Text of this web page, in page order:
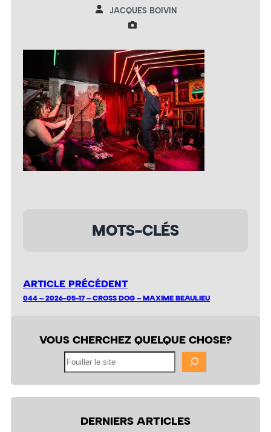
JACQUES BOIVIN
MOTS-CLÉS
ARTICLE PRÉCÉDENT
044 – 2026-05-17 – CROSS DOG – MAXIME BEAULIEU
VOUS CHERCHEZ QUELQUE CHOSE?
DERNIERS ARTICLES